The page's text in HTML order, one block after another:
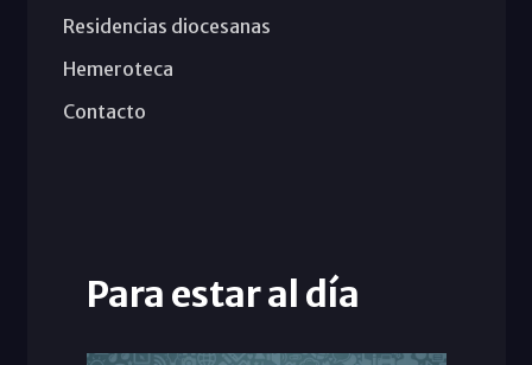
Residencias diocesanas
Hemeroteca
Contacto
Para estar al día